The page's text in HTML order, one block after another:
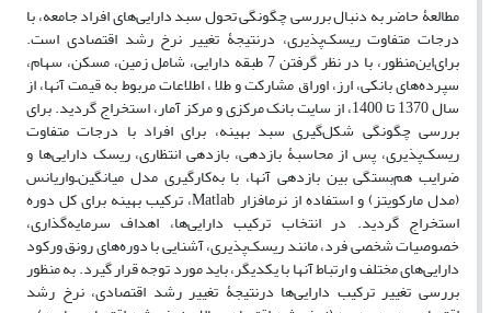
مطالعۀ حاضر به دنبال بررسی چگونگی تحول سبد دارایی‌های افراد جامعه، با
درجات متفاوت ریسک‌پذیری، درنتیجۀ تغییر نرخ رشد اقتصادی است.
برای‌این‌منظور، با در نظر گرفتن 7 طبقه دارایی، شامل زمین، مسکن، سهام،
سپرده‌های بانکی، ارز، اوراق مشارکت و طلا ، اطلاعات مربوط به قیمت آنها، از
سال 1370 تا 1400، از سایت بانک مرکزی و مرکز آمار، استخراج گردید. برای
بررسی چگونگی شکل‌گیری سبد بهینه، برای افراد با درجات متفاوت
ریسک‌پذیری، پس از محاسبۀ بازدهی، بازدهی انتظاری، ریسک دارایی‌ها و
ضرایب هم‌بستگی بین بازدهی آنها، با به‌کارگیری مدل میانگین‌ـ‌واریانس
(مدل مارکویتز) و استفاده از نرم‏افزار Matlab، ترکیب بهینه برای کل دوره
استخراج گردید. در انتخاب ترکیب دارایی‌ها، اهداف سرمایه‌گذاری،
خصوصیات شخصی فرد، مانند ریسک‌پذیری، آشنایی با دوره‌های رونق ورکود
دارایی‌های مختلف و ارتباط آنها با یکدیگر، باید مورد توجه قرار گیرد. به منظور
بررسی تغییر ترکیب دارایی‌ها درنتیجۀ تغییر رشد اقتصادی، نرخ رشد